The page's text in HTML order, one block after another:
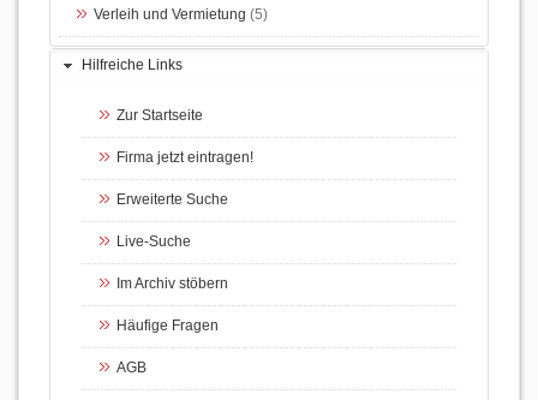
Verleih und Vermietung (5)
Hilfreiche Links
Zur Startseite
Firma jetzt eintragen!
Erweiterte Suche
Live-Suche
Im Archiv stöbern
Häufige Fragen
AGB